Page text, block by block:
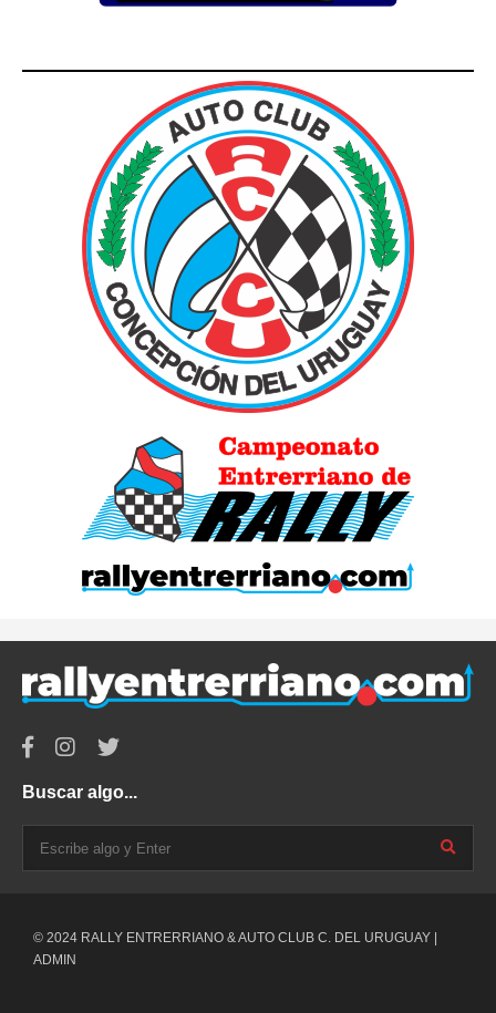
Buscar algo...
© 2024 RALLY ENTRERRIANO & AUTO CLUB C. DEL URUGUAY |
ADMIN